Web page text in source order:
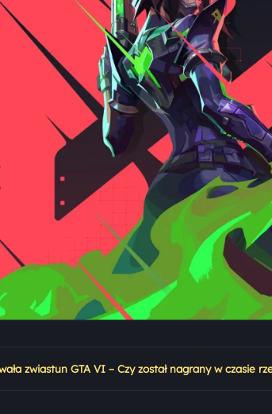
zwiastun GTA VI – Czy został nagrany w czasie